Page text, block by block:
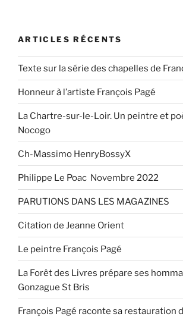
cultive
ses
jardins…
» »
ARTICLES RÉCENTS
Texte sur la série des chapelles de
Honneur à l’artiste François Pagé
La Chartre-sur-le-Loir. Un peintre et
Nocogo
Ch-Massimo HenryBossyX
Philippe Le Poac Novembre 2022
PARUTIONS DANS LES MAGAZINES
Citation de Jeanne Orient
Le peintre François Pagé
La Forêt des Livres prépare ses
Gonzague St Bris
François Pagé raconte sa restauration